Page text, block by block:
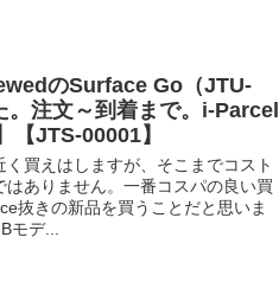
のSurface Go（JTU-
。注文～到着まで。i-Parcel
【JTS-00001】
買えはしますが、そこまでコスト
ありません。一番コスパの良い買
抜きの新品を買うことだと思いま
モデ...